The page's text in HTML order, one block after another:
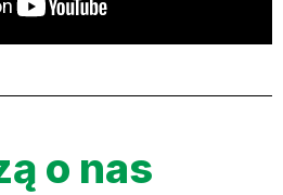
o nas